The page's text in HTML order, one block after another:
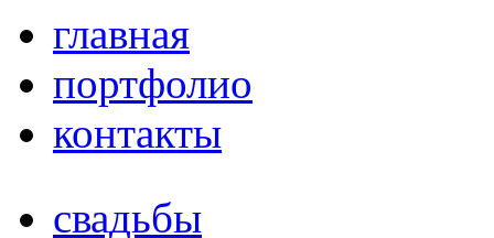
главная
портфолио
контакты
свадьбы